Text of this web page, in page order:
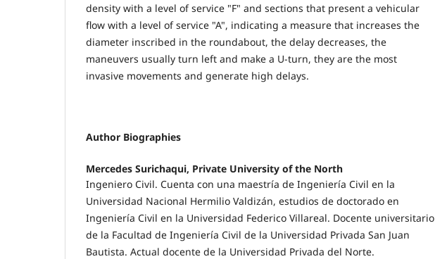
density with a level of service "F" and sections that present a vehicular
flow with a level of service "A", indicating a measure that increases the
diameter inscribed in the roundabout, the delay decreases, the
maneuvers usually turn left and make a U-turn, they are the most
invasive movements and generate high delays.
Author Biographies
Mercedes Surichaqui, Private University of the North
Ingeniero Civil. Cuenta con una maestría de Ingeniería Civil en la
Universidad Nacional Hermilio Valdizán, estudios de doctorado en
Ingeniería Civil en la Universidad Federico Villareal. Docente universitario
de la Facultad de Ingeniería Civil de la Universidad Privada San Juan
Bautista. Actual docente de la Universidad Privada del Norte.